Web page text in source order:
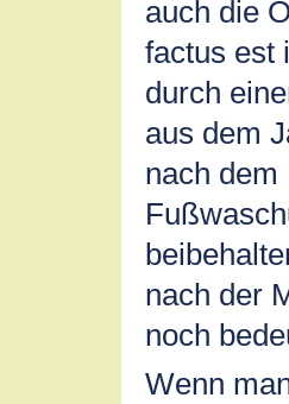
auch die
factus est
durch
aus dem
nach dem
nach der
noch
Wenn